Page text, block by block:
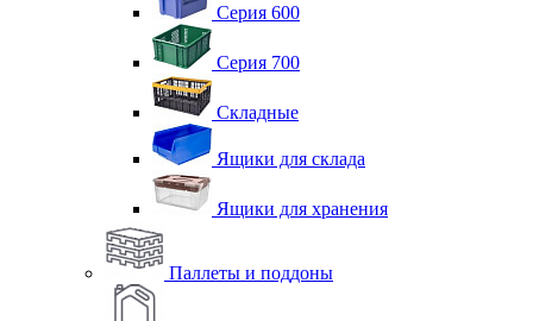
Серия 600
Серия 700
Складные
Ящики для склада
Ящики для хранения
Паллеты и поддоны